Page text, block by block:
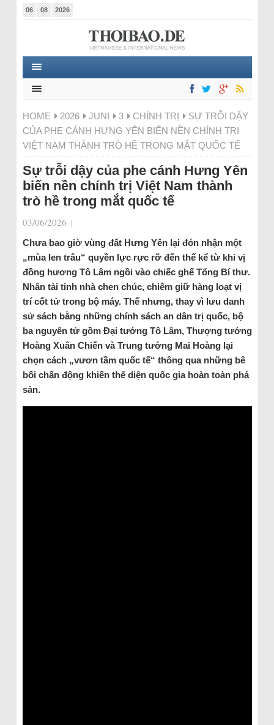
06 08 2026
HOME 2026 JUNI 3 CHÍNH TRỊ
SỰ TRỖI DẬY
CỦA PHE CÁNH HƯNG YÊN BIẾN NỀN CHÍNH TRỊ
VIỆT NAM THÀNH TRÒ HỀ TRONG MẮT QUỐC TẾ
Sự trỗi dậy của phe cánh Hưng Yên
biến nền chính trị Việt Nam thành
trò hề trong mắt quốc tế
03/06/2026 |
Chưa bao giờ vùng đất Hưng Yên lại đón nhận một
„mùa len trâu“ quyền lực rực rỡ đến thế kể từ khi vị
đồng hương Tô Lâm ngồi vào chiếc ghế Tổng Bí thư.
Nhân tài tỉnh nhà chen chúc, chiếm giữ hàng loạt vị
trí cốt tử trong bộ máy. Thế nhưng, thay vì lưu danh
sử sách bằng những chính sách an dân trị quốc, bộ
ba nguyên tử gồm Đại tướng Tô Lâm, Thượng tướng
Hoàng Xuân Chiến và Trung tướng Mai Hoàng lại
chọn cách „vươn tầm quốc tế“ thông qua những bê
bối chấn động khiến thể diện quốc gia hoàn toàn phá
sản.